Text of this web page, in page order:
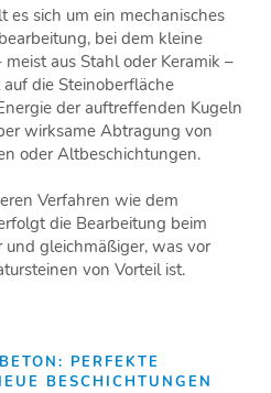
es sich um ein mechanisches
bei dem kleine
aus Stahl oder Keramik –
die Steinoberfläche
der auftreffenden Kugeln
wirksame Abtragung von
oder Altbeschichtungen.
Verfahren wie dem
die Bearbeitung beim
gleichmäßiger, was vor
von Vorteil ist.
PERFEKTE
BESCHICHTUNGEN